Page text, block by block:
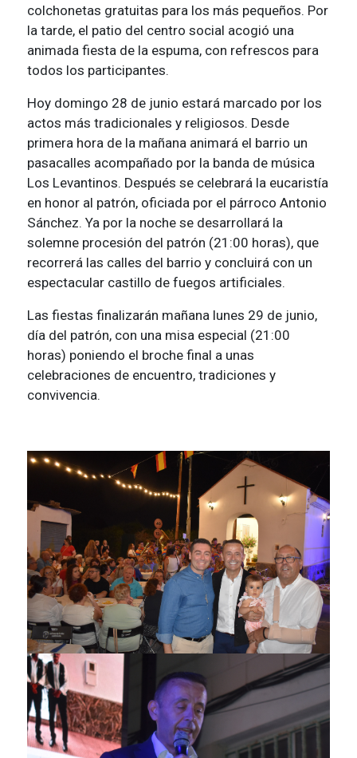
colchonetas gratuitas para los más pequeños. Por
la tarde, el patio del centro social acogió una
animada fiesta de la espuma, con refrescos para
todos los participantes.
Hoy domingo 28 de junio estará marcado por los
actos más tradicionales y religiosos. Desde
primera hora de la mañana animará el barrio un
pasacalles acompañado por la banda de música
Los Levantinos. Después se celebrará la eucaristía
en honor al patrón, oficiada por el párroco Antonio
Sánchez. Ya por la noche se desarrollará la
solemne procesión del patrón (21:00 horas), que
recorrerá las calles del barrio y concluirá con un
espectacular castillo de fuegos artificiales.
Las fiestas finalizarán mañana lunes 29 de junio,
día del patrón, con una misa especial (21:00
horas) poniendo el broche final a unas
celebraciones de encuentro, tradiciones y
convivencia.